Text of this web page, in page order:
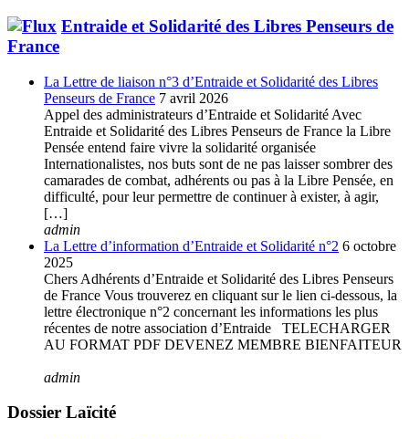
Entraide et Solidarité des Libres Penseurs de
France
La Lettre de liaison n°3 d’Entraide et Solidarité des Libres
Penseurs de France 7 avril 2026
Appel des administrateurs d’Entraide et Solidarité Avec
Entraide et Solidarité des Libres Penseurs de France la Libre
Pensée entend faire vivre la solidarité organisée
Internationalistes, nos buts sont de ne pas laisser sombrer des
camarades de combat, adhérents ou pas à la Libre Pensée, en
difficulté, pour leur permettre de continuer à exister, à agir,
[…]
admin
La Lettre d’information d’Entraide et Solidarité n°2 6 octobre
2025
Chers Adhérents d’Entraide et Solidarité des Libres Penseurs
de France Vous trouverez en cliquant sur le lien ci-dessous, la
lettre électronique n°2 concernant les informations les plus
récentes de notre association d’Entraide TELECHARGER
AU FORMAT PDF DEVENEZ MEMBRE BIENFAITEUR
admin
Dossier Laïcité